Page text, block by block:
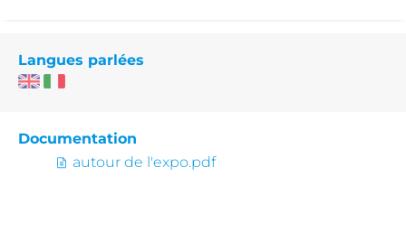
Langues parlées
Documentation
autour de l'expo.pdf